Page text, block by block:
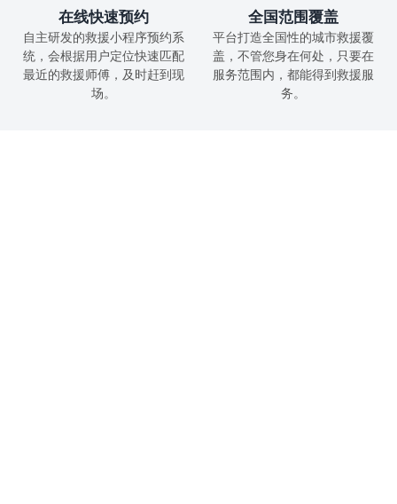
在线快速预约
自主研发的救援小程序预约系
统，会根据用户定位快速匹配
最近的救援师傅，及时赶到现
场。
全国范围覆盖
平台打造全国性的城市救援覆
盖，不管您身在何处，只要在
服务范围内，都能得到救援服
务。